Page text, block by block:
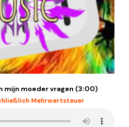
mijn moeder vragen (3:00)
Mehrwertsteuer